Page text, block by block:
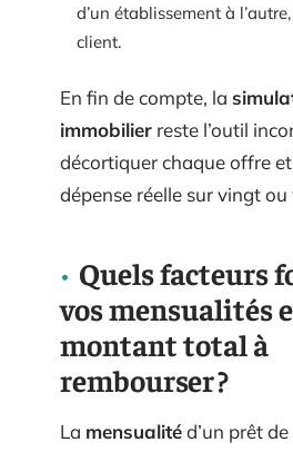
d’un établissement à
client.
En fin de compte, la
immobilier reste l’outil
décortiquer chaque offre
dépense réelle sur vingt
Quels facteurs
vos mensualités
montant total à
rembourser ?
La mensualitéd’un prêt